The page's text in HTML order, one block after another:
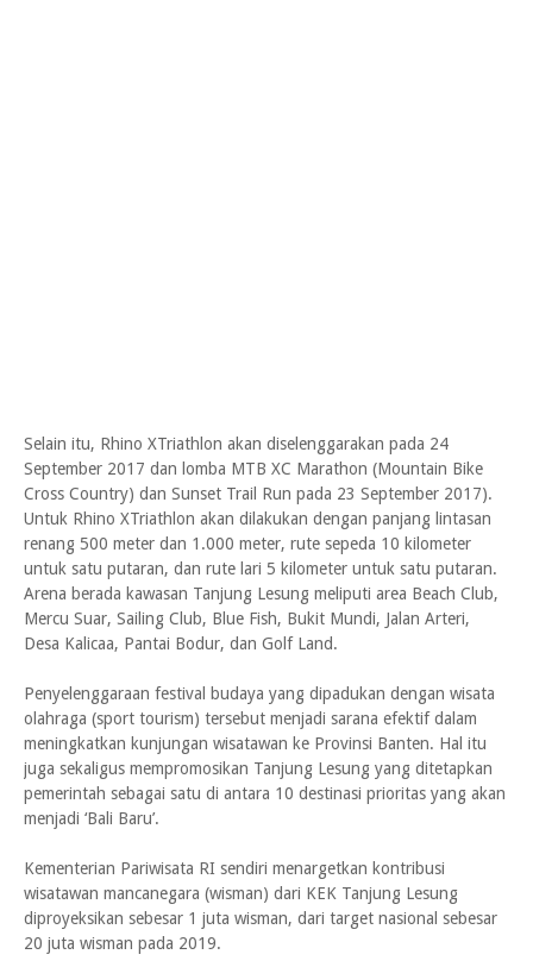
Selain itu, Rhino XTriathlon akan diselenggarakan pada 24
September 2017 dan lomba MTB XC Marathon (Mountain Bike
Cross Country) dan Sunset Trail Run pada 23 September 2017).
Untuk Rhino XTriathlon akan dilakukan dengan panjang lintasan
renang 500 meter dan 1.000 meter, rute sepeda 10 kilometer
untuk satu putaran, dan rute lari 5 kilometer untuk satu putaran.
Arena berada kawasan Tanjung Lesung meliputi area Beach Club,
Mercu Suar, Sailing Club, Blue Fish, Bukit Mundi, Jalan Arteri,
Desa Kalicaa, Pantai Bodur, dan Golf Land.
Penyelenggaraan festival budaya yang dipadukan dengan wisata
olahraga (sport tourism) tersebut menjadi sarana efektif dalam
meningkatkan kunjungan wisatawan ke Provinsi Banten. Hal itu
juga sekaligus mempromosikan Tanjung Lesung yang ditetapkan
pemerintah sebagai satu di antara 10 destinasi prioritas yang akan
menjadi ‘Bali Baru’.
Kementerian Pariwisata RI sendiri menargetkan kontribusi
wisatawan mancanegara (wisman) dari KEK Tanjung Lesung
diproyeksikan sebesar 1 juta wisman, dari target nasional sebesar
20 juta wisman pada 2019.